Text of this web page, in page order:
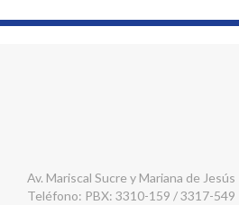
Av. Mariscal Sucre y Mariana de Jesús
Teléfono: PBX: 3310-159 / 3317-549